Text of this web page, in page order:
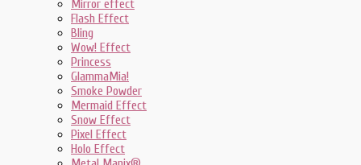
Mirror effect
Flash Effect
Bling
Wow! Effect
Princess
GlammaMia!
Smoke Powder
Mermaid Effect
Snow Effect
Pixel Effect
Holo Effect